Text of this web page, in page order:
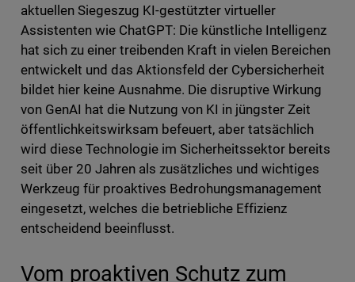
aktuellen Siegeszug KI-gestützter virtueller
Assistenten wie ChatGPT: Die künstliche Intelligenz
hat sich zu einer treibenden Kraft in vielen Bereichen
entwickelt und das Aktionsfeld der Cybersicherheit
bildet hier keine Ausnahme. Die disruptive Wirkung
von GenAI hat die Nutzung von KI in jüngster Zeit
öffentlichkeitswirksam befeuert, aber tatsächlich
wird diese Technologie im Sicherheitssektor bereits
seit über 20 Jahren als zusätzliches und wichtiges
Werkzeug für proaktives Bedrohungsmanagement
eingesetzt, welches die betriebliche Effizienz
entscheidend beeinflusst.
Vom proaktiven Schutz zum